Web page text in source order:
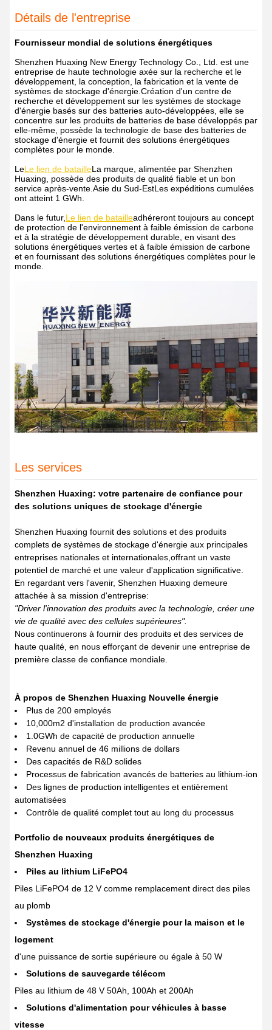
Détails de l'entreprise
Fournisseur mondial de solutions énergétiques
Shenzhen Huaxing New Energy Technology Co., Ltd. est une
entreprise de haute technologie axée sur la recherche et le
développement, la conception, la fabrication et la vente de
systèmes de stockage d'énergie.Création d'un centre de
recherche et développement sur les systèmes de stockage
d'énergie basés sur des batteries auto-développées, elle se
concentre sur les produits de batteries de base développés par
elle-même, possède la technologie de base des batteries de
stockage d'énergie et fournit des solutions énergétiques
complètes pour le monde.
LeLe lien de batailleLa marque, alimentée par Shenzhen
Huaxing, possède des produits de qualité fiable et un bon
service après-vente.Asie du Sud-EstLes expéditions cumulées
ont atteint 1 GWh.
Dans le futur, Le lien de batailleadhéreront toujours au concept
de protection de l'environnement à faible émission de carbone
et à la stratégie de développement durable, en visant des
solutions énergétiques vertes et à faible émission de carbone
et en fournissant des solutions énergétiques complètes pour le
monde.
Les services
Shenzhen Huaxing: votre partenaire de confiance pour
des solutions uniques de stockage d'énergie
Shenzhen Huaxing fournit des solutions et des produits
complets de systèmes de stockage d'énergie aux principales
entreprises nationales et internationales,offrant un vaste
potentiel de marché et une valeur d'application significative.
En regardant vers l'avenir, Shenzhen Huaxing demeure
attachée à sa mission d'entreprise:
"Driver l'innovation des produits avec la technologie, créer une
vie de qualité avec des cellules supérieures".
Nous continuerons à fournir des produits et des services de
haute qualité, en nous efforçant de devenir une entreprise de
première classe de confiance mondiale.
À propos de Shenzhen Huaxing Nouvelle énergie
Plus de 200 employés
10,000m2 d'installation de production avancée
1.0GWh de capacité de production annuelle
Revenu annuel de 46 millions de dollars
Des capacités de R&D solides
Processus de fabrication avancés de batteries au lithium-ion
Des lignes de production intelligentes et entièrement
automatisées
Contrôle de qualité complet tout au long du processus
Portfolio de nouveaux produits énergétiques de
Shenzhen Huaxing
Piles au lithium LiFePO4
Piles LiFePO4 de 12 V comme remplacement direct des piles
au plomb
Systèmes de stockage d'énergie pour la maison et le
logement
d'une puissance de sortie supérieure ou égale à 50 W
Solutions de sauvegarde télécom
Piles au lithium de 48 V 50Ah, 100Ah et 200Ah
Solutions d'alimentation pour véhicules à basse
vitesse